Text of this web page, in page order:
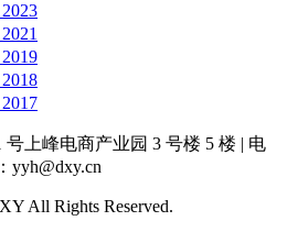
上峰电商产业园 3 号楼 5 楼 | 电
yyh@dxy.cn
All Rights Reserved.